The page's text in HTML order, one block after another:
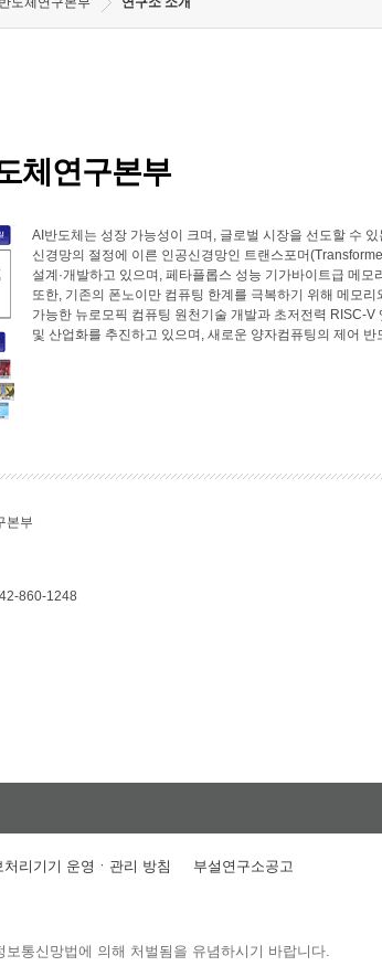
체연구본부
AI반도체는 성장 가능성이 크며, 글로벌 시장을 선도할 수
신경망의 절정에 이른 인공신경망인 트랜스포머
설계·개발하고 있으며, 페타플롭스 성능 기가바이트급 메
또한, 기존의 폰노이만 컴퓨팅 한계를 극복하기 위해 메모
가능한 뉴로모픽 컴퓨팅 원천기술 개발과 초저전력 RISC-
및 산업화를 추진하고 있으며, 새로운 양자컴퓨팅의 제어
본부
860-1248
처리기기 운영ㆍ관리 방침 부설연구소공고
통신망법에 의해 처벌됨을 유념하시기 바랍니다.